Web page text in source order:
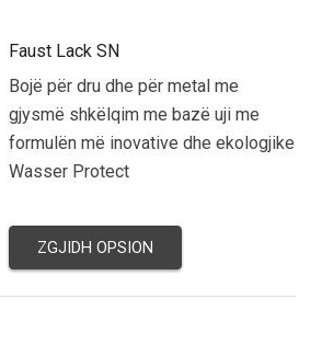
Faust Lack SN
Bojë për dru dhe për metal me
gjysmë shkëlqim me bazë uji me
formulën më inovative dhe ekologjike
Wasser Protect
ZGJIDH OPSION